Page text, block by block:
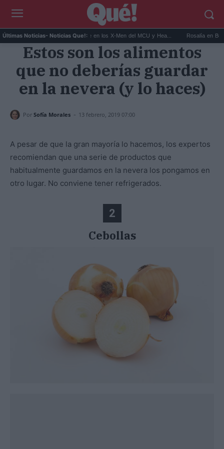
Últimas Noticias- Noticias Que!:
Kit Connor será Cíclope en los X-Men del MCU y Hea... Rosalía en Buenos
Estos son los alimentos
que no deberías guardar
en la nevera (y lo haces)
Por Sofía Morales - 13 febrero, 2019 07:00
A pesar de que la gran mayoría lo hacemos, los expertos
recomiendan que una serie de productos que
habitualmente guardamos en la nevera los pongamos en
otro lugar. No conviene tener refrigerados.
2
Cebollas